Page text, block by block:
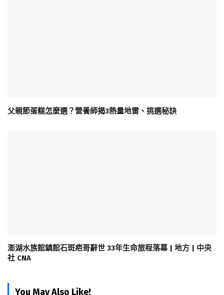
父親節蛋糕怎麼選？營養師揭3熱量地雷、挑選秘訣
澎湖水族館鎮館石斑疤哥辭世 33年生命旅程落幕 | 地方 | 中央
社 CNA
You May Also Like!